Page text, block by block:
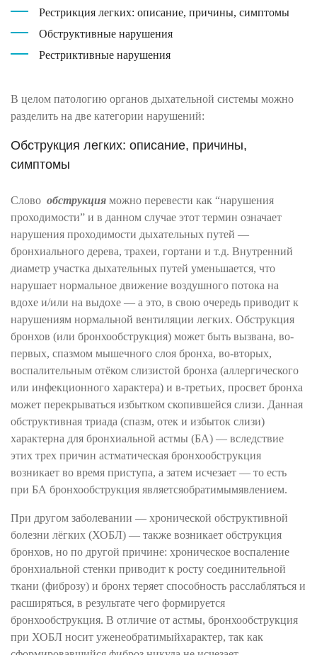
Рестрикция легких: описание, причины, симптомы
Обструктивные нарушения
Рестриктивные нарушения
В целом патологию органов дыхательной системы можно
разделить на две категории нарушений:
Обструкция легких: описание, причины,
симптомы
Слово обструкция можно перевести как “нарушения
проходимости” и в данном случае этот термин означает
нарушения проходимости дыхательных путей —
бронхиального дерева, трахеи, гортани и т.д. Внутренний
диаметр участка дыхательных путей уменьшается, что
нарушает нормальное движение воздушного потока на
вдохе и/или на выдохе — а это, в свою очередь приводит к
нарушениям нормальной вентиляции легких. Обструкция
бронхов (или бронхообструкция) может быть вызвана, во-
первых, спазмом мышечного слоя бронха, во-вторых,
воспалительным отёком слизистой бронха (аллергического
или инфекционного характера) и в-третьих, просвет бронха
может перекрываться избытком скопившейся слизи. Данная
обструктивная триада (спазм, отек и избыток слизи)
характерна для бронхиальной астмы (БА) — вследствие
этих трех причин астматическая бронхообструкция
возникает во время приступа, а затем исчезает — то есть
при БА бронхообструкция являетсяобратимымявлением.
При другом заболевании — хронической обструктивной
болезни лёгких (ХОБЛ) — также возникает обструкция
бронхов, но по другой причине: хроническое воспаление
бронхиальной стенки приводит к росту соединительной
ткани (фиброзу) и бронх теряет способность расслабляться и
расширяться, в результате чего формируется
бронхообструкция. В отличие от астмы, бронхообструкция
при ХОБЛ носит уженеобратимыйхарактер, так как